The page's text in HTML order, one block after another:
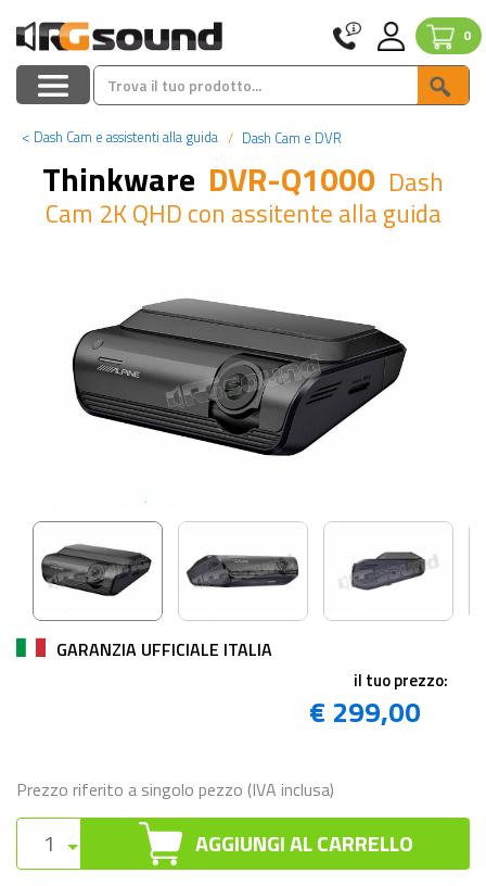
0
< Dash Cam e assistenti alla guida Dash Cam e DVR
Thinkware DVR-Q1000 Dash
Cam 2K QHD con assitente alla guida
GARANZIA UFFICIALE ITALIA
il tuo prezzo:
€ 299,00
Prezzo riferito a singolo pezzo (IVA inclusa)
AGGIUNGI AL CARRELLO